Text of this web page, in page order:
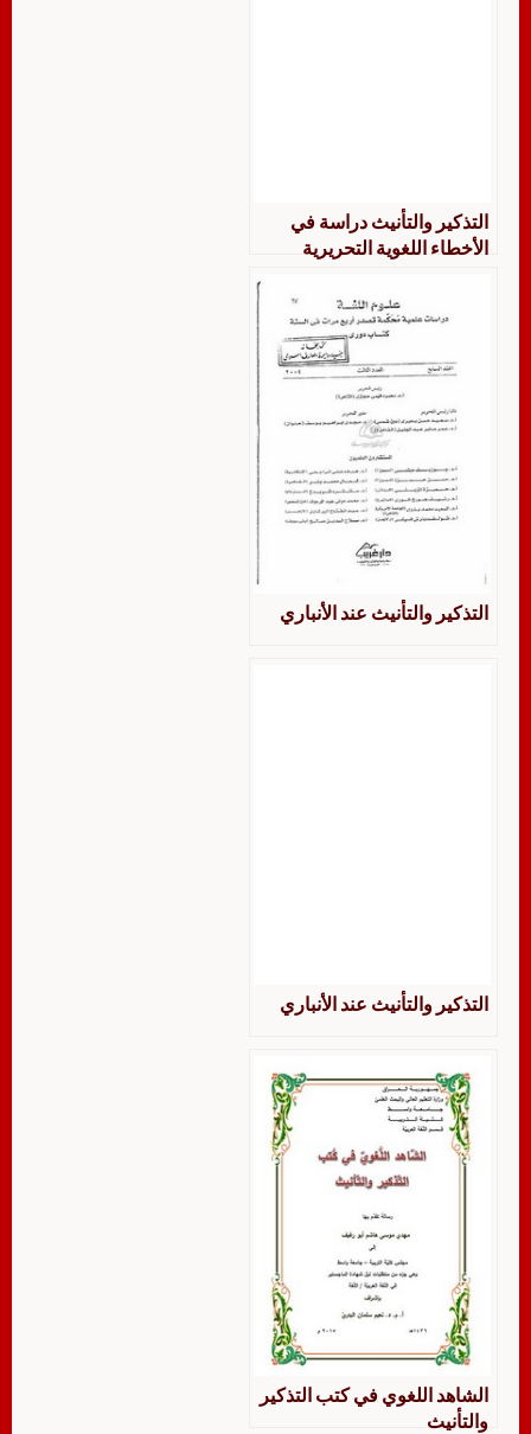
التذكير والتأنيث دراسة في
الأخطاء اللغوية التحريرية
معهد اللغة العربية جامعة أم
القرى
التذكير والتأنيث عند الأنباري
التذكير والتأنيث عند الأنباري
الشاهد اللغوي في كتب التذكير
والتأنيث